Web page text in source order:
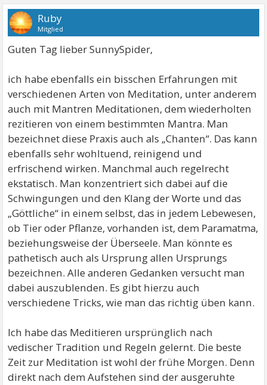
Ruby
Mitglied
Guten Tag lieber SunnySpider,
ich habe ebenfalls ein bisschen Erfahrungen mit
verschiedenen Arten von Meditation, unter anderem
auch mit Mantren Meditationen, dem wiederholten
rezitieren von einem bestimmten Mantra. Man
bezeichnet diese Praxis auch als „Chanten“. Das kann
ebenfalls sehr wohltuend, reinigend und
erfrischend wirken. Manchmal auch regelrecht
ekstatisch. Man konzentriert sich dabei auf die
Schwingungen und den Klang der Worte und das
„Göttliche“ in einem selbst, das in jedem Lebewesen,
ob Tier oder Pflanze, vorhanden ist, dem Paramatma,
beziehungsweise der Überseele. Man könnte es
pathetisch auch als Ursprung allen Ursprungs
bezeichnen. Alle anderen Gedanken versucht man
dabei auszublenden. Es gibt hierzu auch
verschiedene Tricks, wie man das richtig üben kann.
Ich habe das Meditieren ursprünglich nach
vedischer Tradition und Regeln gelernt. Die beste
Zeit zur Meditation ist wohl der frühe Morgen. Denn
direkt nach dem Aufstehen sind der ausgeruhte